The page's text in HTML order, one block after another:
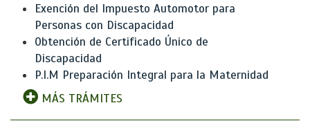
Exención del Impuesto Automotor para
Personas con Discapacidad
Obtención de Certificado Único de
Discapacidad
P.I.M Preparación Integral para la Maternidad
MÁS TRÁMITES